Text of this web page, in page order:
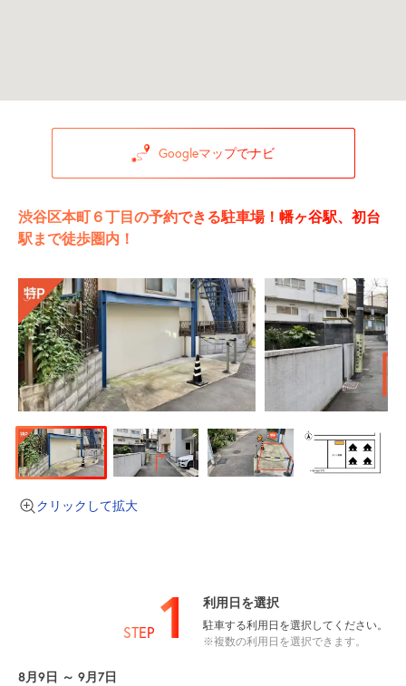
Googleマップでナビ
渋谷区本町６丁目の予約できる駐車場！幡ヶ谷駅、初台
駅まで徒歩圏内！
クリックして拡大
STEP 1 利用日を選択
駐車する利用日を選択してください。
※複数の利用日を選択できます。
8月9日 ～ 9月7日